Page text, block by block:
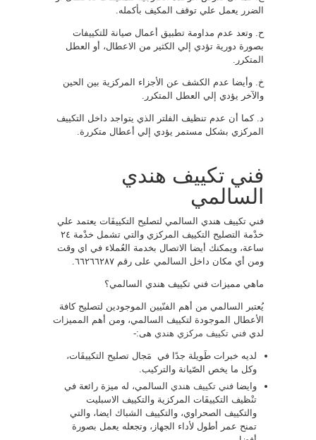
الضرر يعمل علي توقف المكيف بأكمله.
ح‌. وتعد عدم مداومة تطبيق أعمال صيانة للتكييفات
بصورة دورية تؤدي إلي الكثير من الاعطال، أو العطل
المتكرر.
خ‌. وأيضا عدم الكشف عن الأجزاء المركزية بين الحين
والآخر يؤدي إلي العطل المتكرر.
د‌. كما أن عدم تنظيف الفلتر الذي يتواجد داخل التكييف
المركزي بشكل مستمر يؤدي إلي أعطال متكررة.
فني تكييف هندي
السالمي
فني تكييف هندي السالمي لتصليح التكييفَات يعتمد علي
خدْمة التصليح التكييف المركزي والتي تشمل خدْمة ٢٤
ساعة، ويمكنك أيضا الاتصال بخدمة العُملاء في اي وقت
ومن أي مكان داخل السالمي على رقم ٦٦٢٦٦٢٨٧.
ماهي مميزات فني تكييف هندي السالمي؟
يُعتبر السالمي من أهم الفنّيين الموجودين لتصليح كافة
الأعطال الموجودة لتكييف السالمي، ومن أهم المميزات
لدي فني تكييف مركزي هندي هى:-
لديه خبرات طَويلة جدًا في مَجال تصليح التكييفَات،
وكل ما يخص الصّيانة والتركيب.
وايضا فني تكييف هندي السالمي، له ميزة رائعة في
تنْظيف التكييفَات المركزية والتكييف الاسبليت
والتكييف الصحراوي، والتكييف الشباك ايضا، والتي
تمنح عمر أطول لأداء الجهاز، وتجعله يعمل بصورة